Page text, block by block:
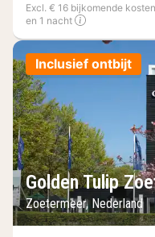
Excl. € 16 bijkomende
en 1 nacht
Inclusief ontbijt
Golden Tulip
Zoetermeer, Nederland